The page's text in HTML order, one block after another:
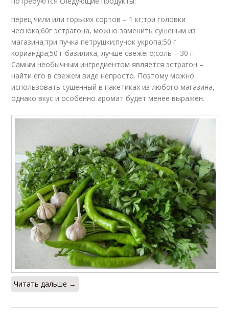
перец чили или горьких сортов – 1 кг;три головки
чеснока;60г эстрагона, можно заменить сушеным из
магазина;три пучка петрушки;пучок укропа;50 г
кориандра;50 г базилика, лучше свежего;соль – 30 г.
Самым необычным ингредиентом является эстрагон –
найти его в свежем виде непросто. Поэтому можно
использовать сушенный в пакетиках из любого магазина,
однако вкус и особенно аромат будет менее выражен.
Читать дальше →